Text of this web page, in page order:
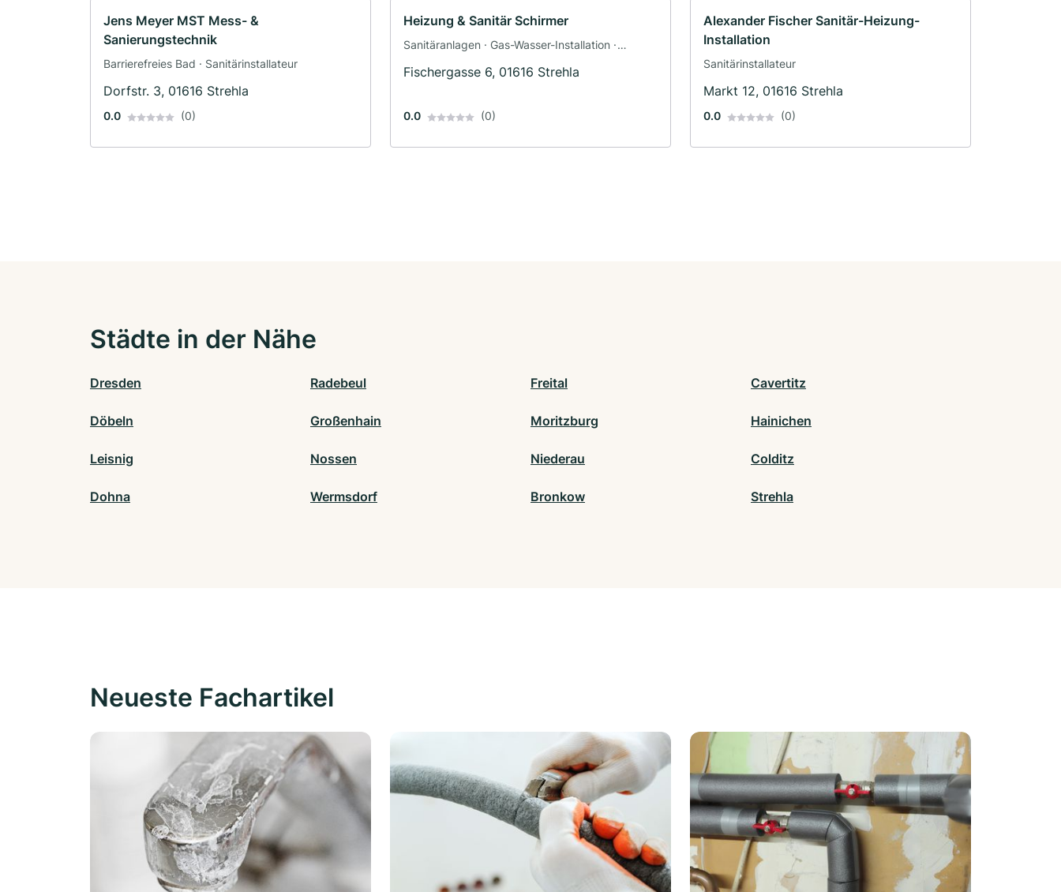
Jens Meyer MST Mess- &
Sanierungstechnik
Barrierefreies Bad · Sanitärinstallateur
Dorfstr. 3, 01616 Strehla
0.0 (0)
Heizung & Sanitär Schirmer
Sanitäranlagen · Gas-Wasser-Installation ·
Lüftungsbau
Fischergasse 6, 01616 Strehla
0.0 (0)
Alexander Fischer Sanitär-Heizung-
Installation
Sanitärinstallateur
Markt 12, 01616 Strehla
0.0 (0)
Städte in der Nähe
Dresden Radebeul Freital Cavertitz
Döbeln Großenhain Moritzburg Hainichen
Leisnig Nossen Niederau Colditz
Dohna Wermsdorf Bronkow Strehla
Neueste Fachartikel